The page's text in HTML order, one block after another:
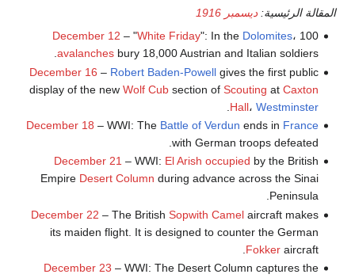
المقالة الرئيسية: ديسمبر 1916
December 12 – "White Friday": In the Dolomites، 100
avalanchesbury 18,000 Austrian and Italian soldiers.
December 16 – Robert Baden-Powellgives the first public
display of the new Wolf Cubsection of Scouting at Caxton
Hall، Westminster
December 18 – WWI: The Battle of Verdun ends in France
with German troops defeated.
December 21 – WWI: El Arish occupied by the British
Empire Desert Column during advance across the Sinai
Peninsula.
December 22 – The British Sopwith Camelaircraft makes
its maiden flight. It is designed to counter the German
Fokkeraircraft.
December 23 – WWI: The Desert Column captures the